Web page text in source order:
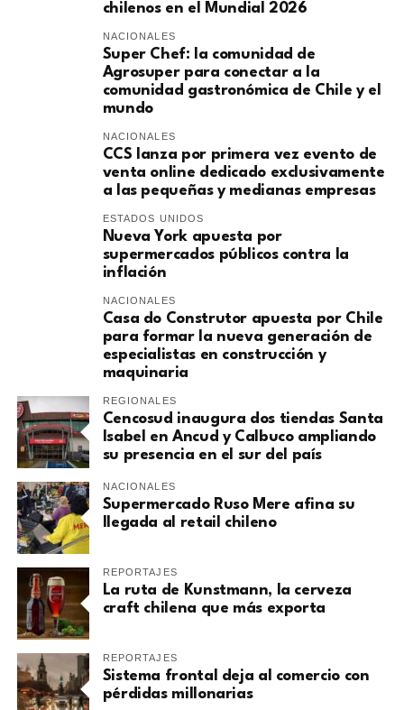
chilenos en el Mundial 2026
NACIONALES
Super Chef: la comunidad de
Agrosuper para conectar a la
comunidad gastronómica de Chile y el
mundo
NACIONALES
CCS lanza por primera vez evento de
venta online dedicado exclusivamente
a las pequeñas y medianas empresas
ESTADOS UNIDOS
Nueva York apuesta por
supermercados públicos contra la
inflación
NACIONALES
Casa do Construtor apuesta por Chile
para formar la nueva generación de
especialistas en construcción y
maquinaria
REGIONALES
Cencosud inaugura dos tiendas Santa
Isabel en Ancud y Calbuco ampliando
su presencia en el sur del país
NACIONALES
Supermercado Ruso Mere afina su
llegada al retail chileno
REPORTAJES
La ruta de Kunstmann, la cerveza
craft chilena que más exporta
REPORTAJES
Sistema frontal deja al comercio con
pérdidas millonarias